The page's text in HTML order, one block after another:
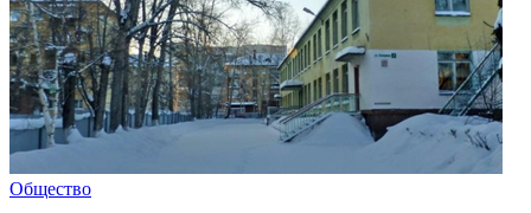
Общество